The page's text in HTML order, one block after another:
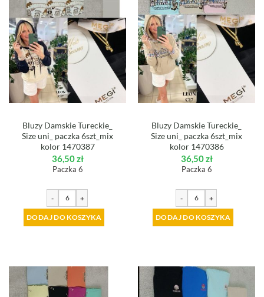
Bluzy Damskie Tureckie_
Size uni_ paczka 6szt_mix
kolor 1470387
36,50zł
Paczka 6
- +
DODAJ DO KOSZYKA
Bluzy Damskie Tureckie_
Size uni_ paczka 6szt_mix
kolor 1470386
36,50zł
Paczka 6
- +
DODAJ DO KOSZYKA